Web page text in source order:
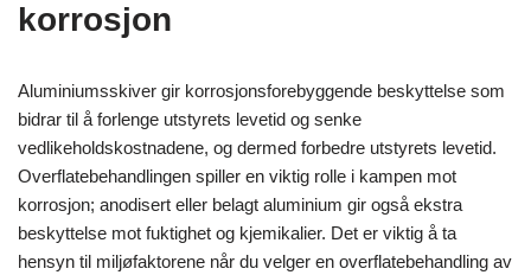
korrosjon
Aluminiumsskiver gir korrosjonsforebyggende beskyttelse som
bidrar til å forlenge utstyrets levetid og senke
vedlikeholdskostnadene, og dermed forbedre utstyrets levetid.
Overflatebehandlingen spiller en viktig rolle i kampen mot
korrosjon; anodisert eller belagt aluminium gir også ekstra
beskyttelse mot fuktighet og kjemikalier. Det er viktig å ta
hensyn til miljøfaktorene når du velger en overflatebehandling av